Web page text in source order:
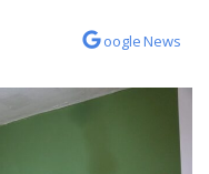
oogle News